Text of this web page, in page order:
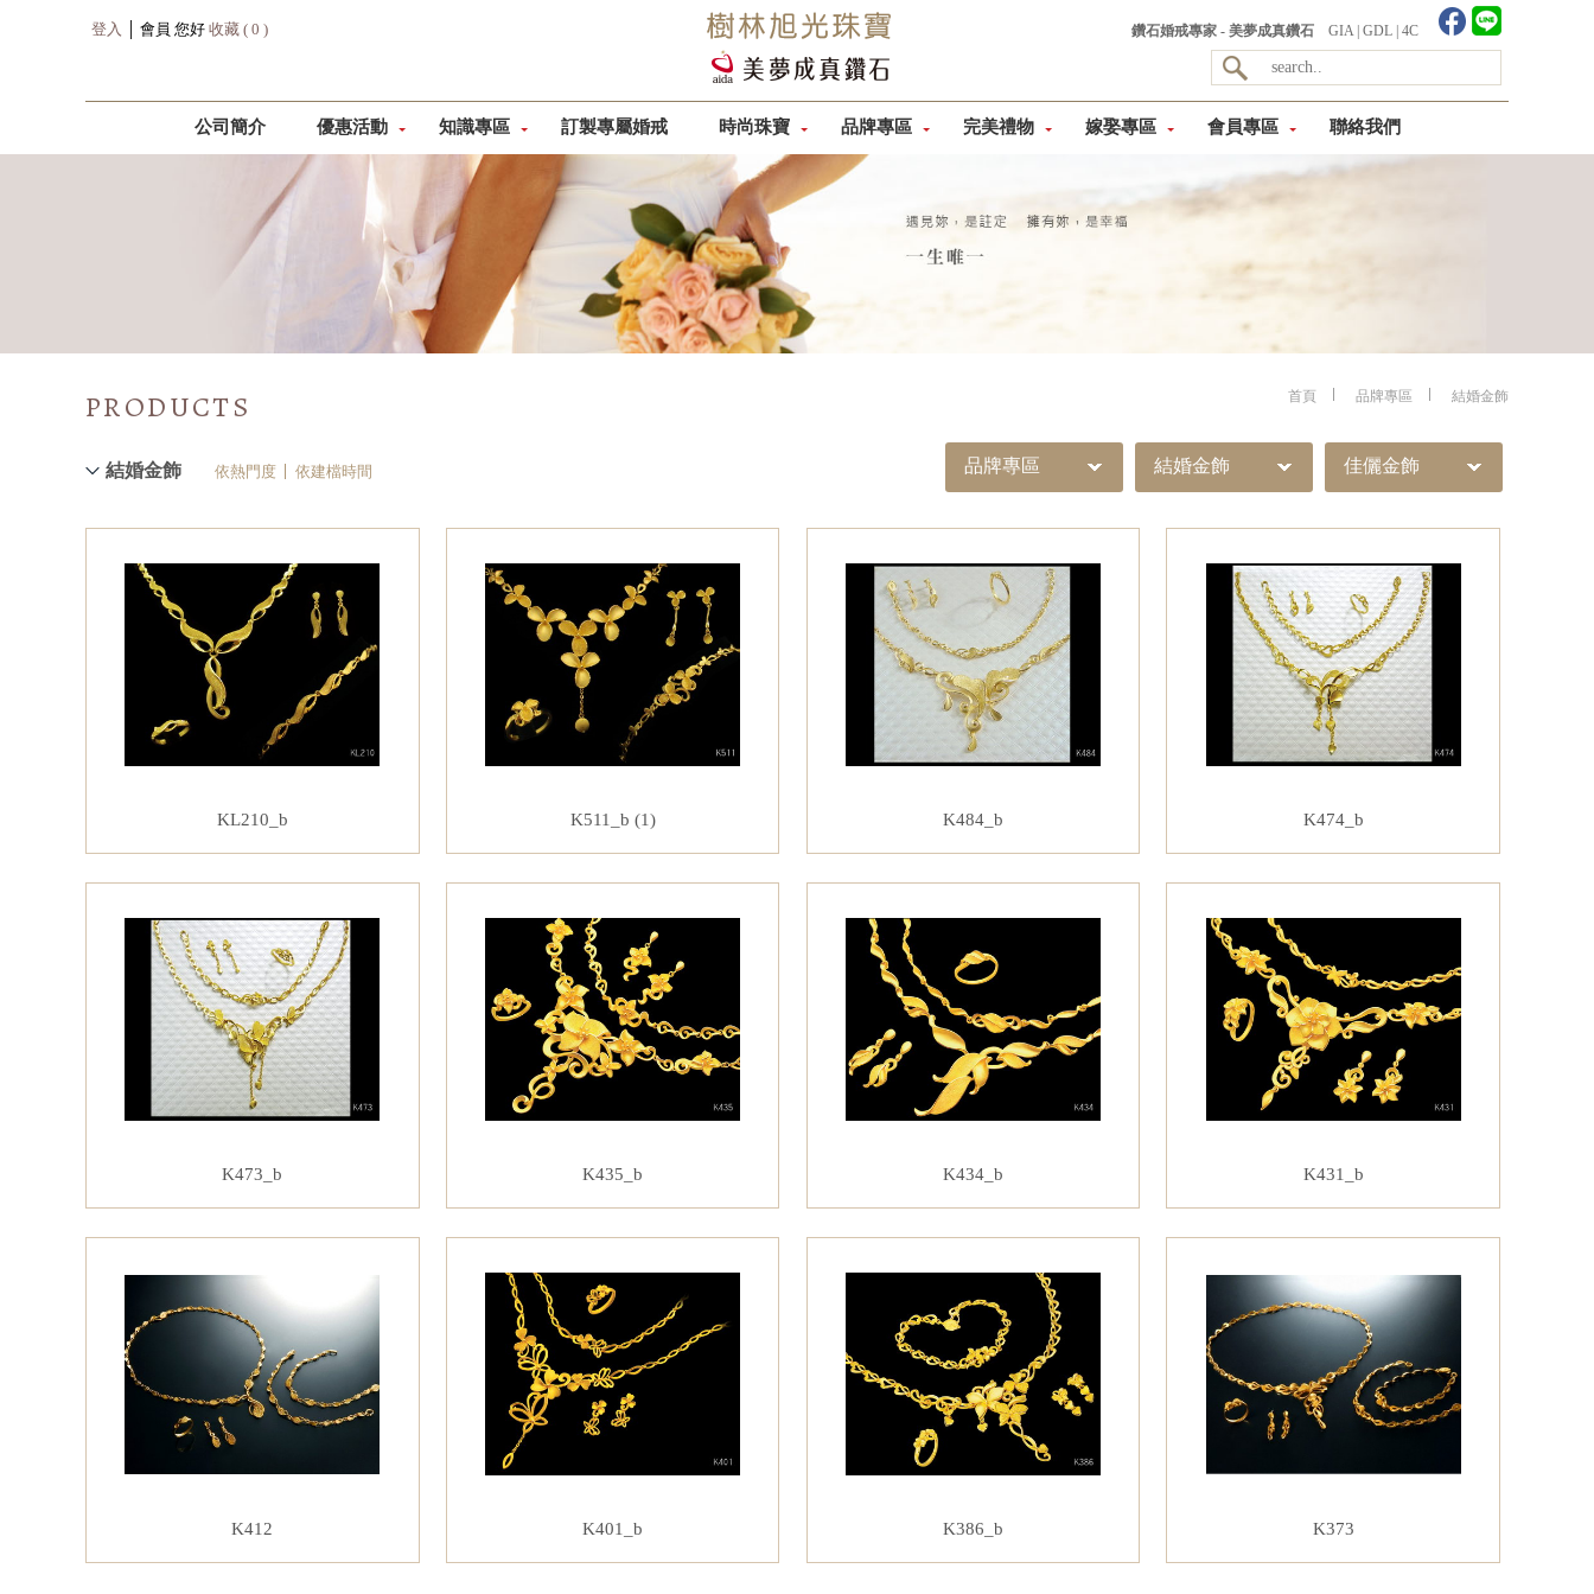
登入 │ 會員 您好 收藏 ( 0 ) 鑽石婚戒專家 - 美夢成真鑽石 GIA| GDL| 4C
公司簡介 優惠活動 知識專區 訂製專屬婚戒 時尚珠寶 品牌專區 完美禮物 嫁娶專區 會員專區 聯絡我們
首頁 品牌專區 結婚金飾
PRODUCTS
品牌專區 結婚金飾 佳儷金飾
結婚金飾 依熱門度 依建檔時間
KL210_b K511_b (1) K484_b K474_b
K473_b K435_b K434_b K431_b
K412 K401_b K386_b K373